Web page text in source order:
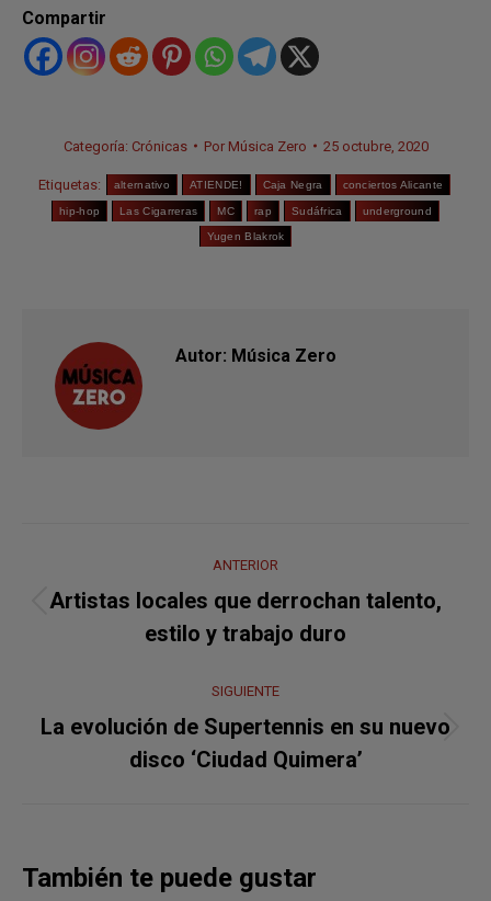
Compartir
Categoría: Crónicas Por Música Zero 25 octubre, 2020
Etiquetas: alternativo ATIENDE! Caja Negra conciertos Alicante
hip-hop Las Cigarreras MC rap Sudáfrica underground
Yugen Blakrok
Autor: Música Zero
entre
publicaciones
ANTERIOR
Publicación
anterior:
Artistas locales que derrochan talento,
estilo y trabajo duro
SIGUIENTE
Publicación
siguiente:
La evolución de Supertennis en su nuevo
disco ‘Ciudad Quimera’
También te puede gustar